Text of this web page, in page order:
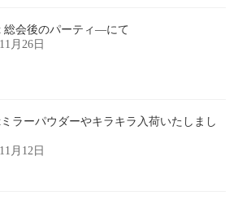
総会後のパーティ―にて
月26日
ラーパウダーやキラキラ入荷いたしまし
月12日